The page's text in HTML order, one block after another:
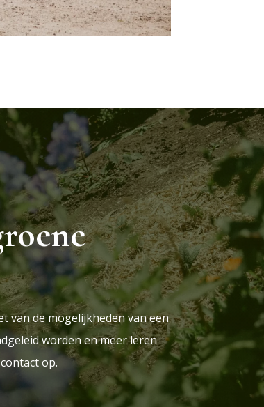
van de mogelijkheden van een
worden en meer leren
op.